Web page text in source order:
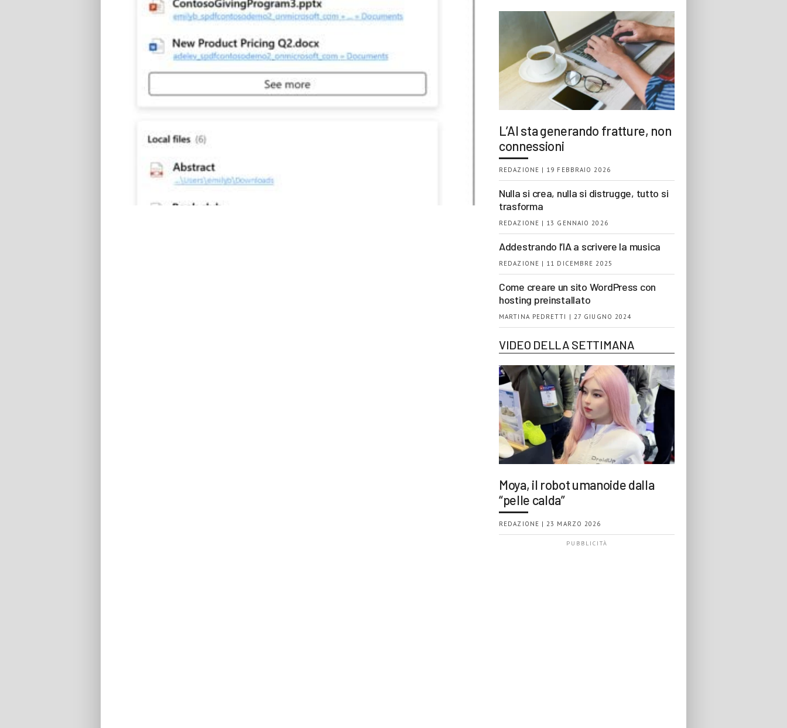
L’AI sta generando fratture, non
connessioni
REDAZIONE | 19 FEBBRAIO 2026
Nulla si crea, nulla si distrugge, tutto si
trasforma
REDAZIONE | 13 GENNAIO 2026
Addestrando l’IA a scrivere la musica
REDAZIONE | 11 DICEMBRE 2025
Come creare un sito WordPress con
hosting preinstallato
MARTINA PEDRETTI | 27 GIUGNO 2024
VIDEO DELLA SETTIMANA
Moya, il robot umanoide dalla
“pelle calda”
REDAZIONE | 23 MARZO 2026